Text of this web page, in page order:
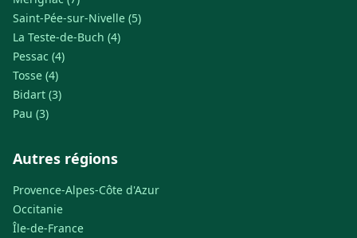
Saint-Pée-sur-Nivelle (5)
La Teste-de-Buch (4)
Pessac (4)
Tosse (4)
Bidart (3)
Pau (3)
Autres régions
Provence-Alpes-Côte d'Azur
Occitanie
Île-de-France